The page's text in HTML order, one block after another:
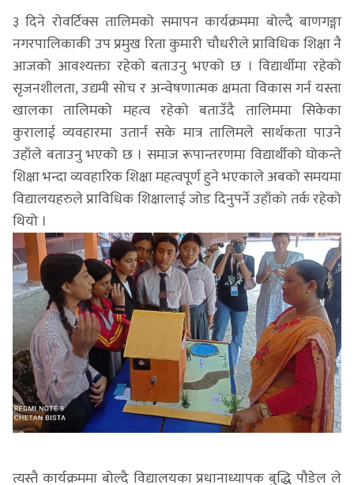
३ दिने रोवर्टिक्स तालिमको समापन कार्यक्रममा बोल्दै बाणगङ्गा
नगरपालिकाकी उप प्रमुख रिता कुमारी चौधरीले प्राविधिक शिक्षा नै
आजको आवश्यक्ता रहेको बताउनु भएको छ । विद्यार्थीमा रहेको
सृजनशीलता, उद्यमी सोच र अन्वेषणात्मक क्षमता विकास गर्न यस्ता
खालका तालिमको महत्व रहेको बताउँदै तालिममा सिकेका
कुरालाई व्यवहारमा उतार्न सके मात्र तालिमले सार्थकता पाउने
उहाँले बताउनु भएको छ । समाज रूपान्तरणमा विद्यार्थीको घोकन्ते
शिक्षा भन्दा व्यवहारिक शिक्षा महत्वपूर्ण हुने भएकाले अबको समयमा
विद्यालयहरुले प्राविधिक शिक्षालाई जोड दिनुपर्ने उहाँको तर्क रहेको
थियो ।
त्यस्तै कार्यक्रममा बोल्दै विद्यालयका प्रधानाध्यापक बुद्धि पौडेल ले